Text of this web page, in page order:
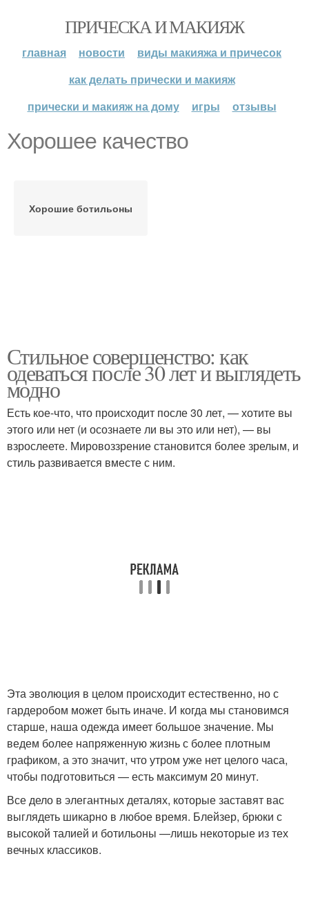
ПРИЧЕСКА И МАКИЯЖ
главная новости
виды макияжа и причесок
как делать прически и макияж
прически и макияж на дому
игры отзывы
Хорошее качество
Хорошие ботильоны
Стильное совершенство: как
одеваться после 30 лет и выглядеть
модно
Есть кое-что, что происходит после 30 лет, — хотите вы
этого или нет (и осознаете ли вы это или нет), — вы
взрослеете. Мировоззрение становится более зрелым, и
стиль развивается вместе с ним.
Эта эволюция в целом происходит естественно, но с
гардеробом может быть иначе. И когда мы становимся
старше, наша одежда имеет большое значение. Мы
ведем более напряженную жизнь с более плотным
графиком, а это значит, что утром уже нет целого часа,
чтобы подготовиться — есть максимум 20 минут.
Все дело в элегантных деталях, которые заставят вас
выглядеть шикарно в любое время. Блейзер, брюки с
высокой талией и ботильоны —лишь некоторые из тех
вечных классиков.